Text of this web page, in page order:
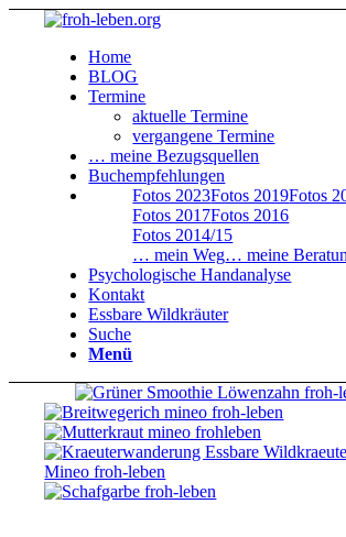
Home
BLOG
Termine
aktuelle Termine
vergangene Termine
… meine Bezugsquellen
Buchempfehlungen
Fotos 2023Fotos 2019Fotos
Fotos 2017Fotos 2016
Fotos 2014/15
… mein Weg… meine
Psychologische Handanalyse
Kontakt
Essbare Wildkräuter
Suche
Menü